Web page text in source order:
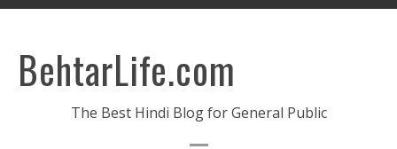
BehtarLife.com
The Best Hindi Blog for General Public